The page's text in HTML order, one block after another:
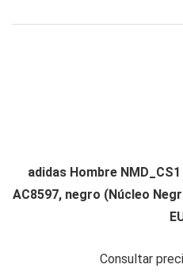
adidas Hombre
AC8597, negro (Núcleo
Consultar